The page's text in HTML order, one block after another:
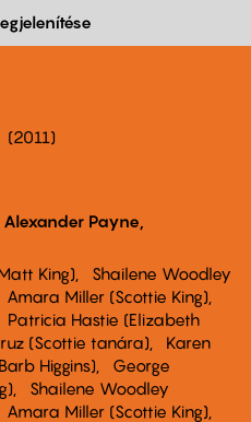
2011
Alexander Payne
King)
Shailene Woodley
Amara Miller (Scottie King)
Patricia Hastie (Elizabeth
(Scottie tanára)
Karen
Higgins)
George
Shailene Woodley
Amara Miller (Scottie King)